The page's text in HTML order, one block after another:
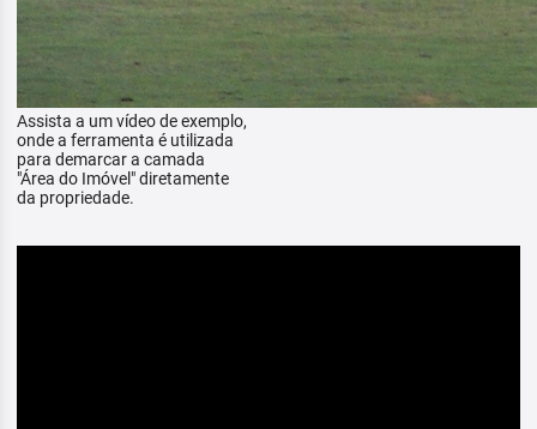
Assista a um vídeo de exemplo,
onde a ferramenta é utilizada
para demarcar a camada
"Área do Imóvel" diretamente
da propriedade.